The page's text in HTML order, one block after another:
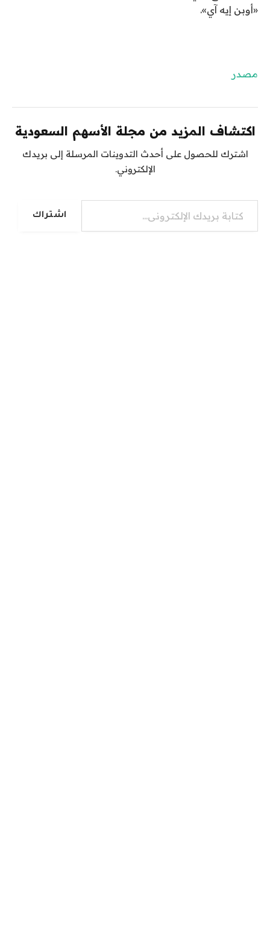
«أوبن إيه آي».
مصدر
اكتشاف المزيد من مجلة الأسهم السعودية
اشترك للحصول على أحدث التدوينات المرسلة إلى بريدك
الإلكتروني.
كتابة بريدك الإلكتروني...
اشتراك